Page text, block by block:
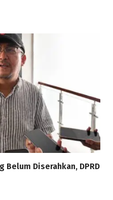
Diserahkan, DPRD